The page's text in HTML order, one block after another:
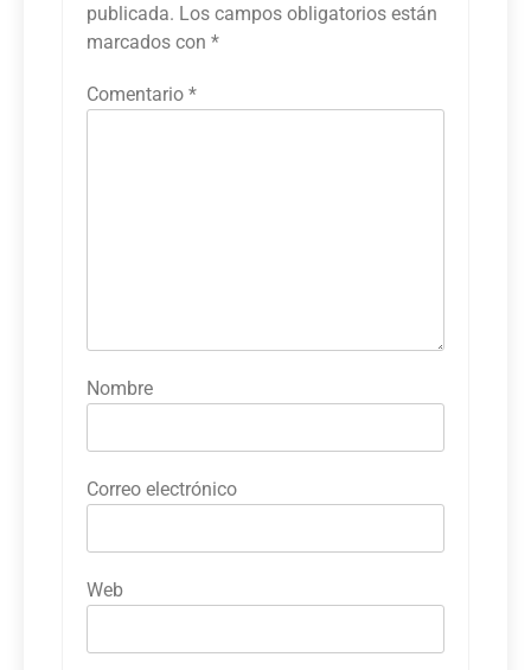
publicada. Los campos obligatorios están
marcados con *
Comentario *
Nombre
Correo electrónico
Web